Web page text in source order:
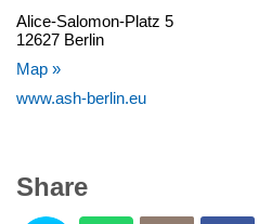
Alice-Salomon-Platz 5
12627 Berlin
Map »
www.ash-berlin.eu
Share